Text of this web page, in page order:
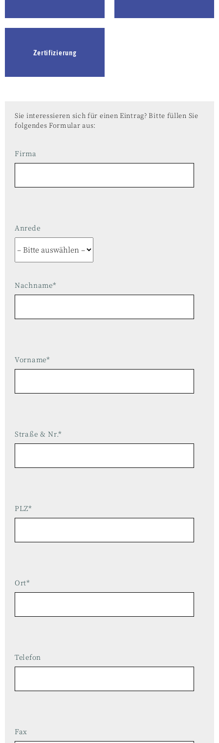
Zertifizierung
Sie interessieren sich für einen Eintrag? Bitte füllen Sie
folgendes Formular aus:
Firma
Anrede
Nachname*
Vorname*
Straße & Nr.*
PLZ*
Ort*
Telefon
Fax